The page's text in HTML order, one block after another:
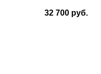
32 700 руб.